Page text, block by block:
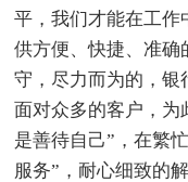
平，我们才能在工作
供方便、快捷、准确
守，尽力而为的，银
面对众多的客户，为
是善待自己”，在繁
服务”，耐心细致的